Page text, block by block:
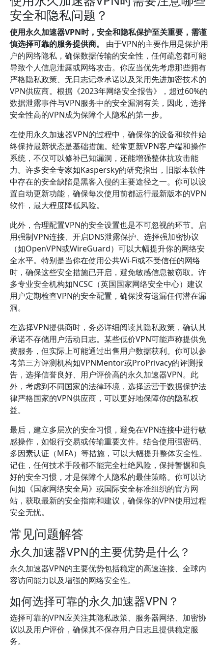
安全和隐私问题？
使用永久加速器VPN时，安全和隐私保护至关重要，需谨
慎选择可靠的服务提供商。
由于VPN的主要作用是保护用
户的网络隐私，确保数据传输的安全性，任何疏忽都可能
导致个人信息泄露或网络攻击。你应当优先考虑那些拥有
严格隐私政策、无日志记录承诺以及采用先进加密技术的
VPN供应商。根据《2023年网络安全报告》，超过60%的
数据泄露事件与VPN服务中的安全漏洞有关，因此，选择
安全性高的VPN成为保障个人隐私的第一步。
在使用永久加速器VPN的过程中，确保你的设备和软件始
终保持最新状态是基础措施。经常更新VPN客户端和操作
系统，不仅可以修补已知漏洞，还能增强整体抗攻击能
力。许多安全专家如Kaspersky的研究指出，旧版本软件
中存在的安全缺陷是黑客入侵的主要途径之一。你可以设
置自动更新功能，确保每次使用前都运行最新版本的VPN
软件，最大程度降低风险。
此外，合理配置VPN的安全设置也是不可忽视的环节。启
用强制VPN连接、开启DNS泄露保护、选择强加密协议
（如OpenVPN或WireGuard）可以大幅提升你的网络安
全水平。特别是当你在使用公共Wi-Fi或不受信任的网络
时，确保这些安全措施已开启，避免敏感信息被窃取。许
多专业安全机构如NCSC（英国国家网络安全中心）建议
用户定期检查VPN的安全配置，确保没有遗漏任何潜在漏
洞。
在选择VPN提供商时，务必详细阅读其隐私政策，确认其
承诺不存储用户活动日志。某些低价VPN可能声称提供免
费服务，但实际上可能通过出售用户数据获利。你可以参
考第三方评测机构如VPNMentor或ProPrivacy的评测报
告，选择信誉良好、用户评价高的永久加速器VPN。此
外，考虑到不同国家的法律环境，选择运营于数据保护法
律严格国家的VPN供应商，可以更好地保障你的隐私权
益。
最后，建立多层次的安全习惯，避免在VPN连接中进行敏
感操作，如银行交易或传输重要文件。结合使用强密码、
多因素认证（MFA）等措施，可以大幅提升整体安全性。
记住，任何技术手段都不能完全杜绝风险，保持警惕和良
好的安全习惯，才是保障个人隐私的最佳策略。你可以访
问如《国家网络安全局》或国际安全标准组织的官方网
站，获取最新的安全指南和建议，确保你的VPN使用过程
安全无忧。
常见问题解答
永久加速器VPN的主要优势是什么？
永久加速器VPN的主要优势包括稳定的高速连接、全球内
容访问能力以及增强的网络安全性。
如何选择可靠的永久加速器VPN？
选择可靠的VPN应关注其隐私政策、服务器网络、加密协
议以及用户评价，确保其不保存用户日志且提供稳定服
务。